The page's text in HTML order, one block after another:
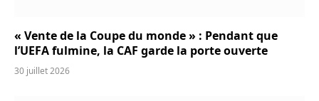
« Vente de la Coupe du monde » : Pendant que
l’UEFA fulmine, la CAF garde la porte ouverte
30 juillet 2026